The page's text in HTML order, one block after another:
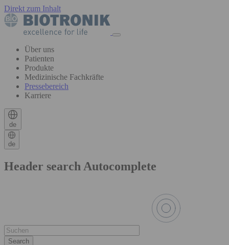
Direkt zum Inhalt
Über uns
Patienten
Produkte
Medizinische Fachkräfte
Pressebereich
Karriere
de
de
Header search Autocomplete